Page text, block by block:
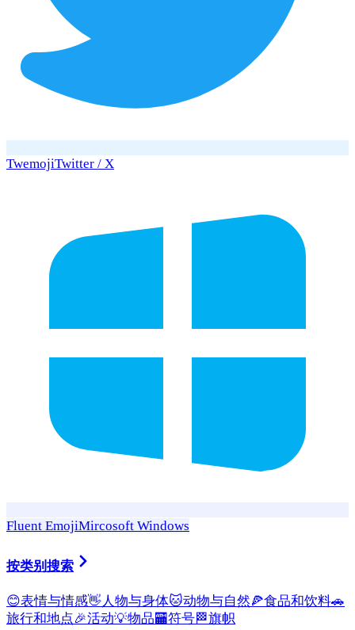
TwemojiTwitter / X
Fluent EmojiMircosoft Windows
按类别搜索
😊表情与情感👋 人物与身体🐱动物与自然🍕食品和饮料🚗
旅行和地点🎉活动💡物品🏧符号🏁旗帜